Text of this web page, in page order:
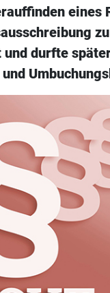
eines
und durfte